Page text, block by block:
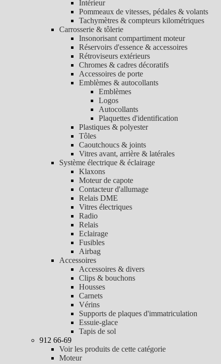
Intérieur
Pommeaux de vitesses, pédales & volants
Tachymètres & compteurs kilométriques
Carrosserie & tôlerie
Insonorisant compartiment moteur
Réservoirs d'essence & accessoires
Rétroviseurs extérieurs
Chromes & cadres décoratifs
Accessoires de porte
Emblèmes & autocollants
Emblèmes
Logos
Autocollants
Plaquettes d'identification
Plastiques & polyester
Tôles
Caoutchoucs & joints
Vitres avant, arrière & latérales
Système électrique & éclairage
Klaxons
Moteur de capote
Contacteur d'allumage
Relais DME
Vitres électriques
Radio
Relais
Eclairage
Fusibles
Airbag
Accessoires
Accessoires & divers
Clips & bouchons
Housses
Carnets
Vérins
Supports de plaques d'immatriculation
Essuie-glace
Tapis de sol
912 66-69
Voir les produits de cette catégorie
Moteur